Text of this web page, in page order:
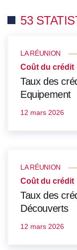
53
LA RÉUNION
Coût du crédit
Taux des
Equipement
12 mars 2026
LA RÉUNION
Coût du crédit
Taux des
Découverts
12 mars 2026